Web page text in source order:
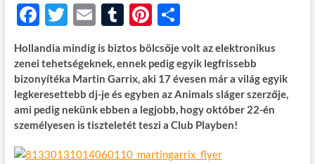
F
ac
e
b
o
o
k
T
w
itt
er
E
m
ail
T
u
m
bl
r
Pi
nt
er
es
t
O
ss
za
m
e
g
Hollandia mindig is biztos bölcsője volt az elektronikus
zenei tehetségeknek, ennek pedig egyik legfrissebb
bizonyítéka Martin Garrix, aki 17 évesen már a világ egyik
legkeresettebb dj-je és egyben az Animals sláger szerzője,
ami pedig nekünk ebben a legjobb, hogy október 22-én
személyesen is tiszteletét teszi a Club Playben!